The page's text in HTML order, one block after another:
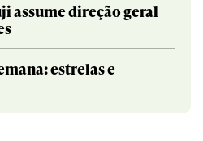
assume direção geral
estrelas e